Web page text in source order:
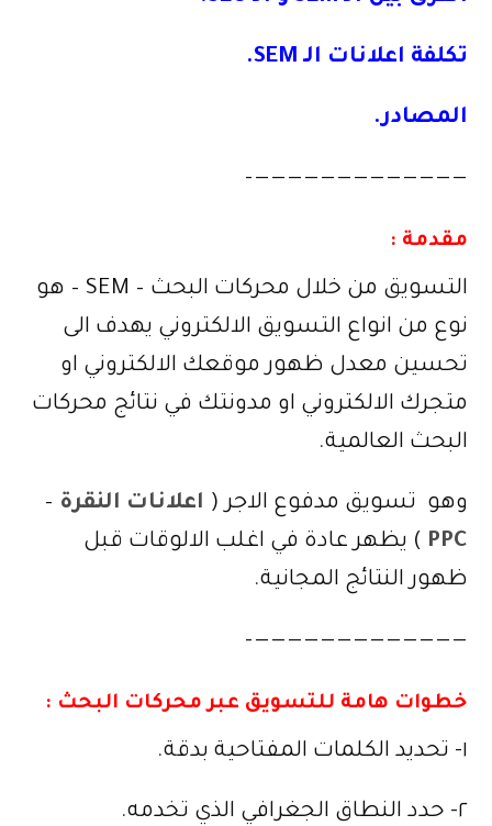
تكلفة اعلانات الـ SEM.
المصادر.
—————————————–
مقدمة :
التسويق من خلال محركات البحث – SEM – هو
نوع من انواع التسويق الالكتروني يهدف الى
تحسين معدل ظهور موقعك الالكتروني او
متجرك الالكتروني او مدونتك في نتائج محركات
البحث العالمية.
وهو تسويق مدفوع الاجر ( اعلانات النقرة –
PPC ) يظهر عادة في اغلب الالوقات قبل
ظهور النتائج المجانية.
—————————————–
خطوات هامة للتسويق عبر محركات البحث :
١- تحديد الكلمات المفتاحية بدقة.
٢- حدد النطاق الجغرافي الذي تخدمه.